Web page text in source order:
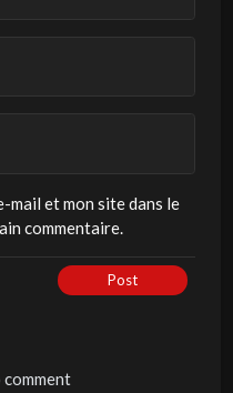
mail et mon site dans le
commentaire.
Post